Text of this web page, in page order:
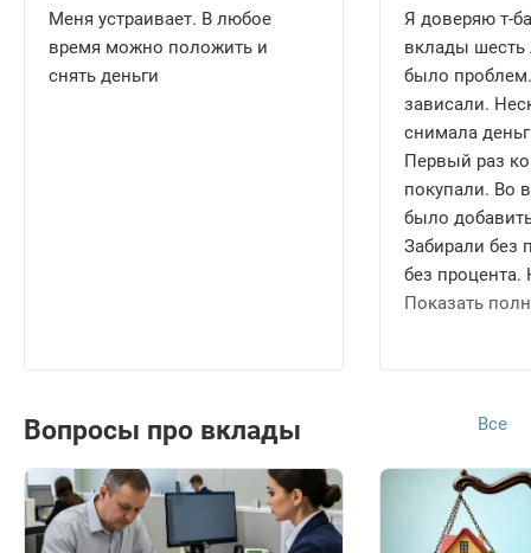
Меня устраивает. В любое
время можно положить и
снять деньги
Я доверяю т-
вклады шесть
было
зависали.
снимала
Первый раз
покупали. Во
было
Забирали без
без процента.
Показать
Вопросы про вклады Все